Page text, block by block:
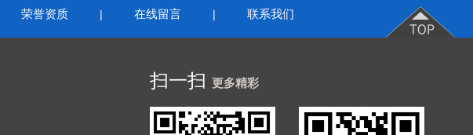
荣誉资质 | 在线留言 | 联系我们
扫一扫 更多精彩